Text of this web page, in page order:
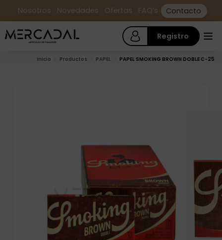
Nosotros Novedades Ofertas FAQ’s Contacto
Registro
Inicio Productos PAPEL PAPEL SMOKING BROWN DOBLE C-25